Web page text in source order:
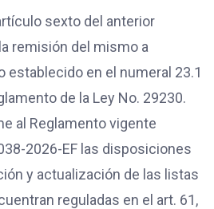
sexto del anterior
remisión del mismo a
establecido en el numeral 23.1
de la Ley No. 29230.
al Reglamento vigente
2026-EF las disposiciones
y actualización de las listas
reguladas en el art. 61,